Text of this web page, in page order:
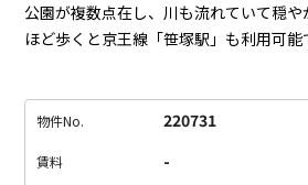
公園が複数点在し、川も流れていて穏や
ほど歩くと京王線「笹塚駅」も利用可能
は、ペットと共生するために建てられ
リードフックと足洗用のシンクが備わっ
を採用。
ペットも人間も快適に過ごせ
物件No. 220731
賃料 -